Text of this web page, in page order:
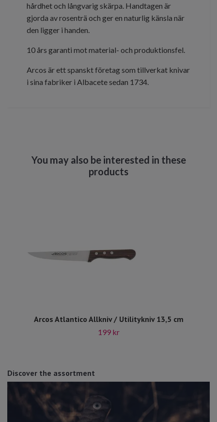
Discover the assortment
hårdhet och långvarig skärpa. Handtagen är
gjorda av rosenträ och ger en naturlig känsla när
den ligger i handen.
10 års garanti mot material- och produktionsfel.
Arcos är ett spanskt företag som tillverkat knivar
i sina fabriker i Albacete sedan 1734.
Arcos Atlantico Allkniv / Utilitykniv 13,5 cm
199 kr